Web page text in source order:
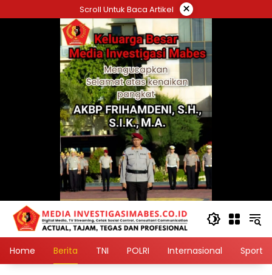
ke
Scroll Untuk Baca Artikel ×
Home Berita TNI POLRI Internasional Sport